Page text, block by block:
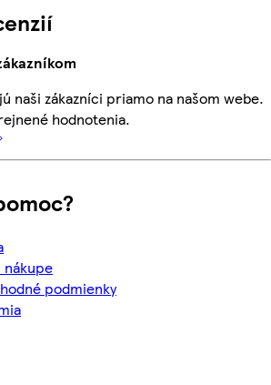
naši zákazníci priamo na našom webe.
hodnotenia.
podmienky